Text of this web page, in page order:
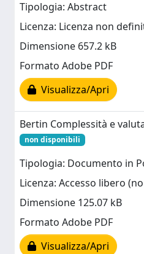
Tipologia: Abstract
Licenza: Licenza non
Dimensione 657.2 kB
Formato Adobe PDF
Visualizza/Apri
Bertin Complessità e
non disponibili
Tipologia: Documento in
Licenza: Accesso libero
Dimensione 125.07 kB
Formato Adobe PDF
Visualizza/Apri